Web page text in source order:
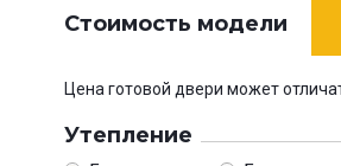
Стоимость модели
Цена готовой двери может
Утепление